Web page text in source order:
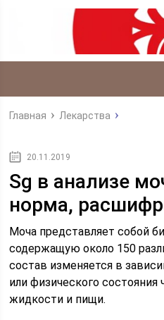
Главная Лекарства
20.11.2019
Sg в анализе
норма,
Моча представляет собой
содержащую около 150
состав изменяется в
или физического состояния
жидкости и пищи.